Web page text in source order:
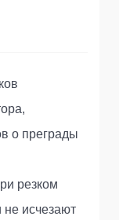
о преграды
резком
не исчезают